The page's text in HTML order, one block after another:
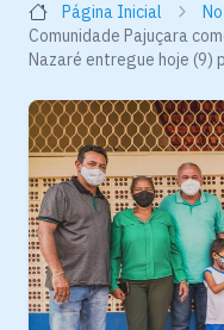
Página Inicial
Comunidade Pajuçara
Nazaré entregue hoje (9)